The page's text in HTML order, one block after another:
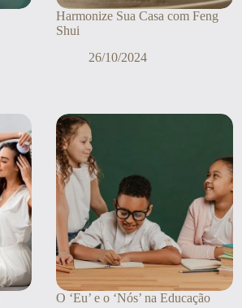
Harmonize Sua Casa com Feng
Shui
26/10/2024
O ‘Eu’ e o ‘Nós’ na Educação